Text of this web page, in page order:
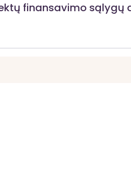
finansavimo sąlygų